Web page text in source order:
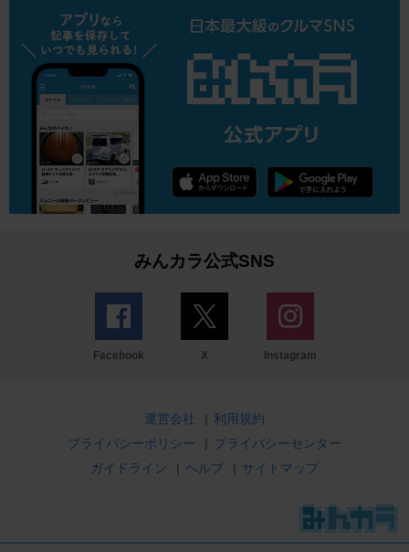
みんカラ公式SNS
Facebook X Instagram
運営会社 | 利用規約
プライバシーポリシー
| プライバシーセンター
ガイドライン
| ヘルプ | サイトマップ